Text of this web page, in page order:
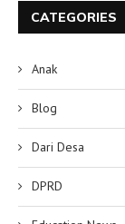
CATEGORIES
Anak
Blog
Dari Desa
DPRD